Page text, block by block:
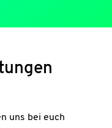
uns bei euch